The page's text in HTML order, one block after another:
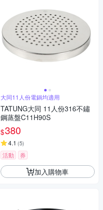
大同11人份電鍋均適用
TATUNG大同 11人份316不鏽
鋼蒸盤C11H90S
$380
4.1 (5)
活動 券
加入購物車